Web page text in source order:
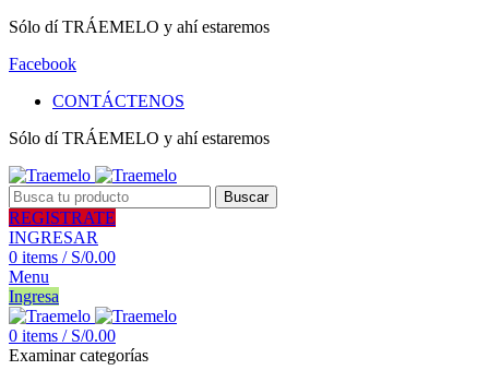
Sólo dí TRÁEMELO y ahí estaremos
Facebook
CONTÁCTENOS
Sólo dí TRÁEMELO y ahí estaremos
Buscar
REGISTRATE
INGRESAR
0 items / S/0.00
Menu
Ingresa
0 items / S/0.00
Examinar categorías